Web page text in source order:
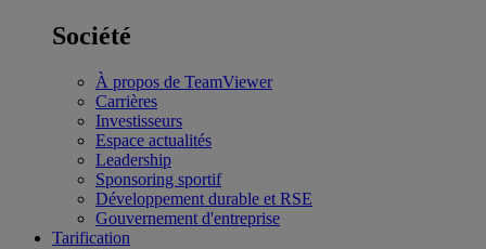
Société
À propos de TeamViewer
Carrières
Investisseurs
Espace actualités
Leadership
Sponsoring sportif
Développement durable et RSE
Gouvernement d'entreprise
Tarification